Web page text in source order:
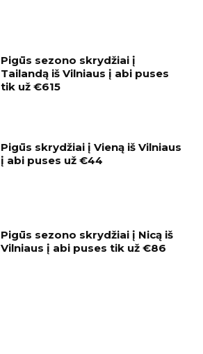
Pigūs sezono skrydžiai į
Tailandą iš Vilniaus į abi puses
tik už €615
Pigūs skrydžiai į Vieną iš Vilniaus
į abi puses už €44
Pigūs sezono skrydžiai į Nicą iš
Vilniaus į abi puses tik už €86